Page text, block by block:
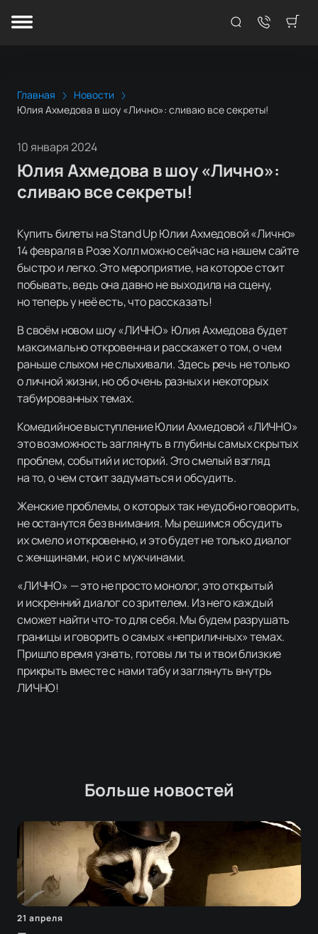
Главная
Новости
Юлия Ахмедова в шоу «Лично»: сливаю все секреты!
10 января 2024
Юлия Ахмедова в шоу «Лично»:
сливаю все секреты!
Купить билеты на Stand Up Юлии Ахмедовой «Лично»
14 февраля в Розе Холл можно сейчас на нашем сайте
быстро и легко. Это мероприятие, на которое стоит
побывать, ведь она давно не выходила на сцену,
но теперь у неё есть, что рассказать!
В своём новом шоу «ЛИЧНО» Юлия Ахмедова будет
максимально откровенна и расскажет о том, о чем
раньше слыхом не слыхивали. Здесь речь не только
о личной жизни, но об очень разных и некоторых
табуированных темах.
Комедийное выступление Юлии Ахмедовой «ЛИЧНО»
это возможность заглянуть в глубины самых скрытых
проблем, событий и историй. Это смелый взгляд
на то, о чем стоит задуматься и обсудить.
Женские проблемы, о которых так неудобно говорить,
не останутся без внимания. Мы решимся обсудить
их смело и откровенно, и это будет не только диалог
с женщинами, но и с мужчинами.
«ЛИЧНО» — это не просто монолог, это открытый
и искренний диалог со зрителем. Из него каждый
сможет найти что-то для себя. Мы будем разрушать
границы и говорить о самых «неприличных» темах.
Пришло время узнать, готовы ли ты и твои близкие
прикрыть вместе с нами табу и заглянуть внутрь
ЛИЧНО!
Больше новостей
21 апреля